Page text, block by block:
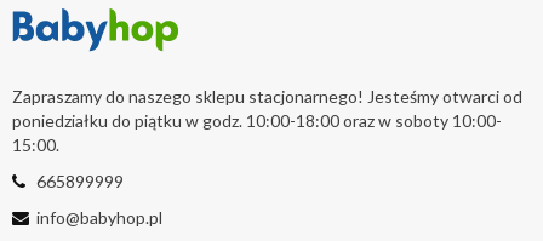
Zapraszamy do naszego sklepu stacjonarnego! Jesteśmy otwarci od
poniedziałku do piątku w godz. 10:00-18:00 oraz w soboty 10:00-
15:00.
665899999
info@babyhop.pl